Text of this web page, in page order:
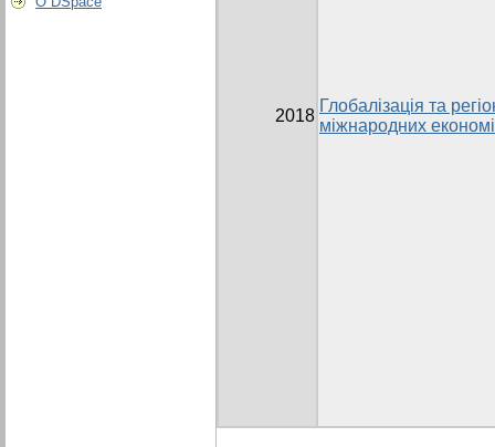
2018
Глобалізація та
міжнародних